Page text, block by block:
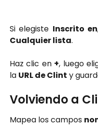
Si elegiste Inscrito en
Cualquier lista.
Haz clic en +, luego
la URL de Clint y
Volviendo a
Mapea los campos